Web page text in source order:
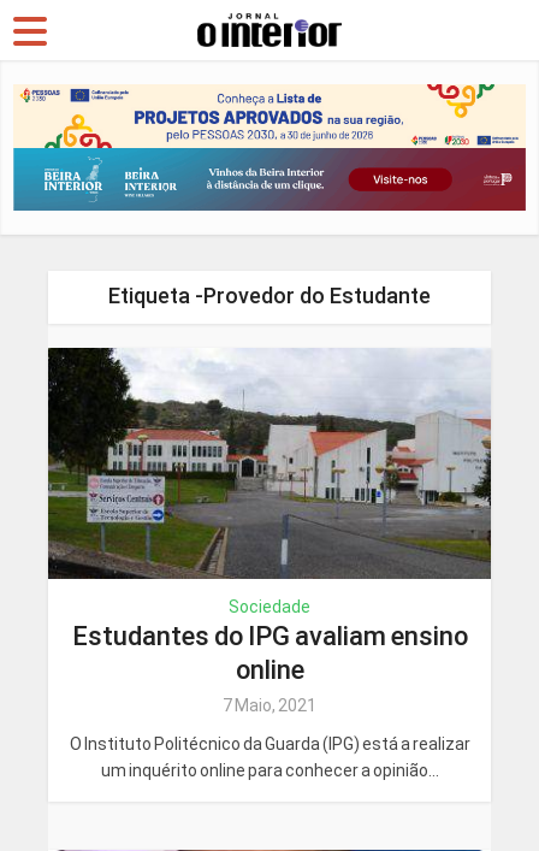
Etiqueta -Provedor do Estudante
Sociedade
Estudantes do IPG avaliam ensino
online
7 Maio, 2021
O Instituto Politécnico da Guarda (IPG) está a realizar
um inquérito online para conhecer a opinião...